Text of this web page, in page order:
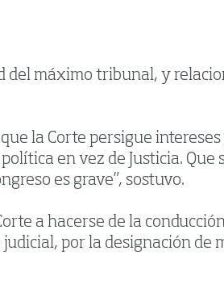
del máximo tribunal, y
la Corte persigue
en vez de Justicia.
es grave”, sostuvo.
a hacerse de la
por la designación